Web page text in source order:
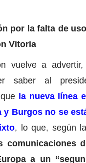
por la falta de
Vitoria
vuelve a
saber al
la nueva línea
y Burgos no se
, lo que, según
comunicaciones
a un